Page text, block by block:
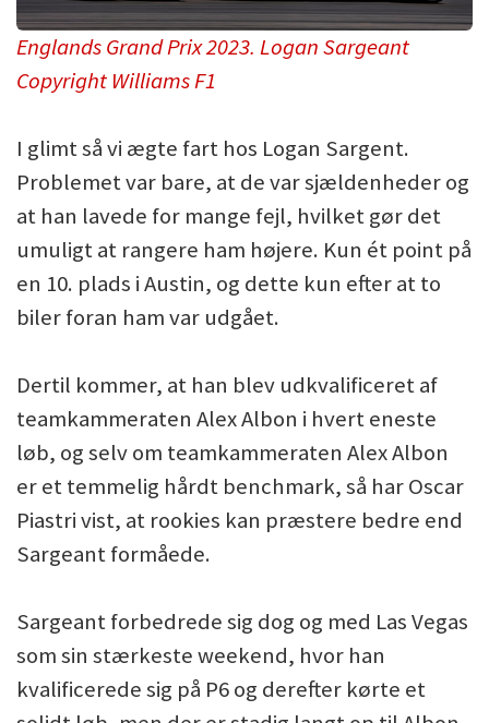
Englands Grand Prix 2023. Logan Sargeant
Copyright Williams F1
I glimt så vi ægte fart hos Logan Sargent.
Problemet var bare, at de var sjældenheder og
at han lavede for mange fejl, hvilket gør det
umuligt at rangere ham højere. Kun ét point på
en 10. plads i Austin, og dette kun efter at to
biler foran ham var udgået.
Dertil kommer, at han blev udkvalificeret af
teamkammeraten Alex Albon i hvert eneste
løb, og selv om teamkammeraten Alex Albon
er et temmelig hårdt benchmark, så har Oscar
Piastri vist, at rookies kan præstere bedre end
Sargeant formåede.
Sargeant forbedrede sig dog og med Las Vegas
som sin stærkeste weekend, hvor han
kvalificerede sig på P6 og derefter kørte et